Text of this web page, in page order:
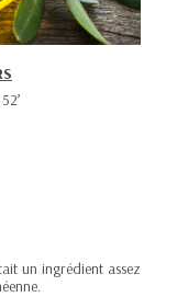
52’
un ingrédient assez